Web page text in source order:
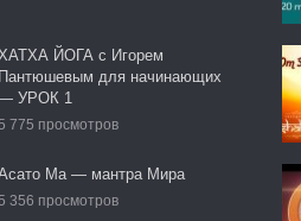
ЙОГА с Игорем
Пантюшевым для начинающих
УРОК 1
775 просмотров
Ма — мантра Мира
356 просмотров